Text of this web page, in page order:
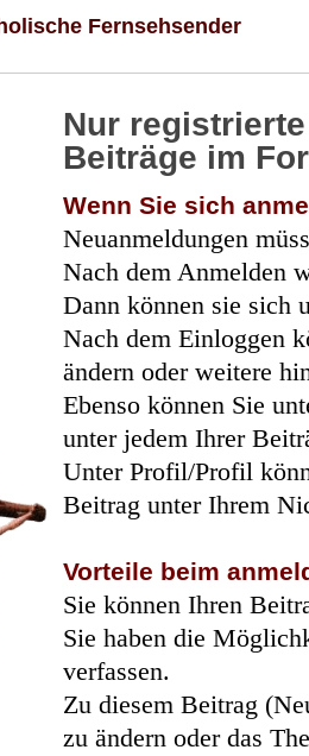
Fernsehsender
Nur
Beiträge im
Wenn Sie sich
Neuanmeldungen
Nach dem Anmelden
Dann können sie sich
Nach dem Einloggen
ändern oder weitere
Ebenso können Sie
unter jedem Ihrer
Unter Profil/Profil
Beitrag unter Ihrem
Vorteile beim
Sie können Ihren
Sie haben die
verfassen.
Zu diesem Beitrag
zu ändern oder das